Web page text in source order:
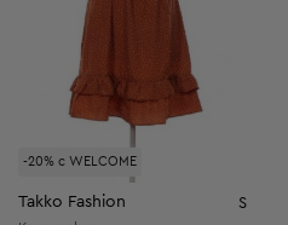
-20% с WELCOME
Takko Fashion S